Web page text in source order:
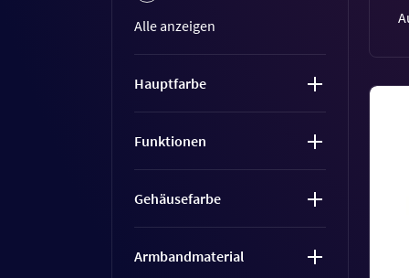
Alle anzeigen
Hauptfarbe
Funktionen
Gehäusefarbe
Armbandmaterial